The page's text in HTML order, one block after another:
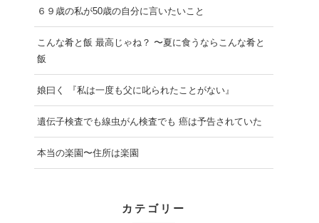
６９歳の私が50歳の自分に言いたいこと
こんな肴と飯 最高じゃね？ 〜夏に食うならこんな肴と
飯
娘曰く 『私は一度も父に叱られたことがない』
遺伝子検査でも線虫がん検査でも 癌は予告されていた
本当の楽園〜住所は楽園
カテゴリー